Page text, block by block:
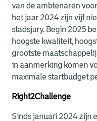
van de ambtenaren
het jaar 2024 zijn vijf
stadsjury. Begin 2025
hoogste kwaliteit,
grootste
in aanmerking komen
maximale startbudget
Right2Challenge
Sinds januari 2024 zijn